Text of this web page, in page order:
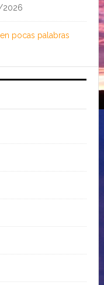
2026
pocas palabras